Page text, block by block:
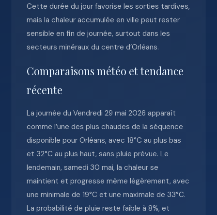
Cette durée du jour favorise les sorties tardives,
mais la chaleur accumulée en ville peut rester
sensible en fin de journée, surtout dans les
secteurs minéraux du centre d’Orléans.
Comparaisons météo et tendance
récente
La journée du Vendredi 29 mai 2026 apparaît
comme l’une des plus chaudes de la séquence
disponible pour Orléans, avec 18°C au plus bas
et 32°C au plus haut, sans pluie prévue. Le
lendemain, samedi 30 mai, la chaleur se
maintient et progresse même légèrement, avec
une minimale de 19°C et une maximale de 33°C.
La probabilité de pluie reste faible à 8%, et